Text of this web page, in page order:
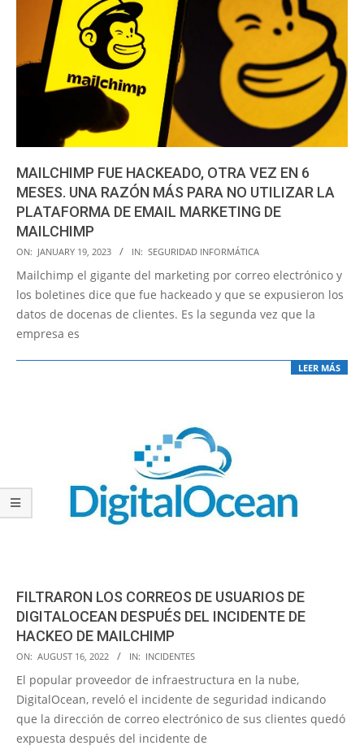
MAILCHIMP FUE HACKEADO, OTRA VEZ EN 6
MESES. UNA RAZÓN MÁS PARA NO UTILIZAR LA
PLATAFORMA DE EMAIL MARKETING DE
MAILCHIMP
2023-
01-
19
ON: JANUARY 19, 2023 IN: SEGURIDAD INFORMÁTICA
Mailchimp el gigante del marketing por correo electrónico y
los boletines dice que fue hackeado y que se expusieron los
datos de docenas de clientes. Es la segunda vez que la
empresa es
LEER MÁS
FILTRARON LOS CORREOS DE USUARIOS DE
DIGITALOCEAN DESPUÉS DEL INCIDENTE DE
HACKEO DE MAILCHIMP
2022-
08-
16
ON: AUGUST 16, 2022 IN: INCIDENTES
El popular proveedor de infraestructura en la nube,
DigitalOcean, reveló el incidente de seguridad indicando
que la dirección de correo electrónico de sus clientes quedó
expuesta después del incidente de